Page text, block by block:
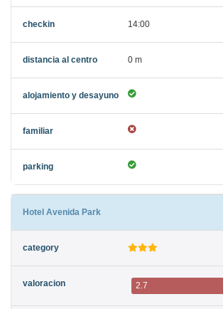
14:00
0 m
Hotel Avenida Park
2.7